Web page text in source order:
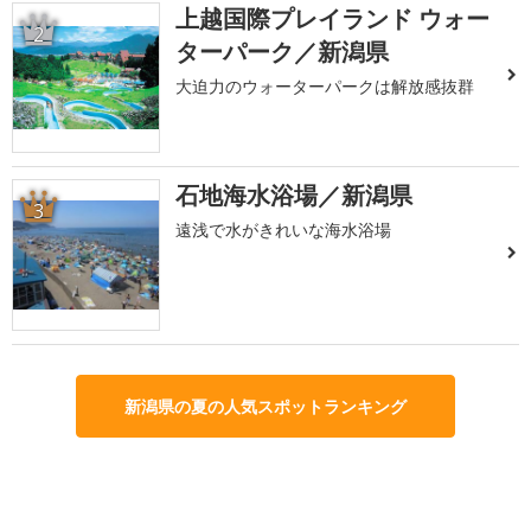
2
上越国際プレイランド ウォー
ターパーク／新潟県
大迫力のウォーターパークは解放感抜群
3 石地海水浴場／新潟県
遠浅で水がきれいな海水浴場
新潟県の夏の人気スポットランキング